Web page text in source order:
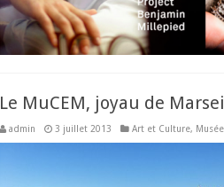
Le MuCEM, joyau de
admin 3 juillet 2013 Art et Culture,